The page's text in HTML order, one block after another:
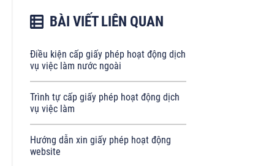
BÀI VIẾT LIÊN QUAN
Điều kiện cấp giấy phép hoạt động dịch
vụ việc làm nước ngoài
Trình tự cấp giấy phép hoạt động dịch
vụ việc làm
Hướng dẫn xin giấy phép hoạt động
website